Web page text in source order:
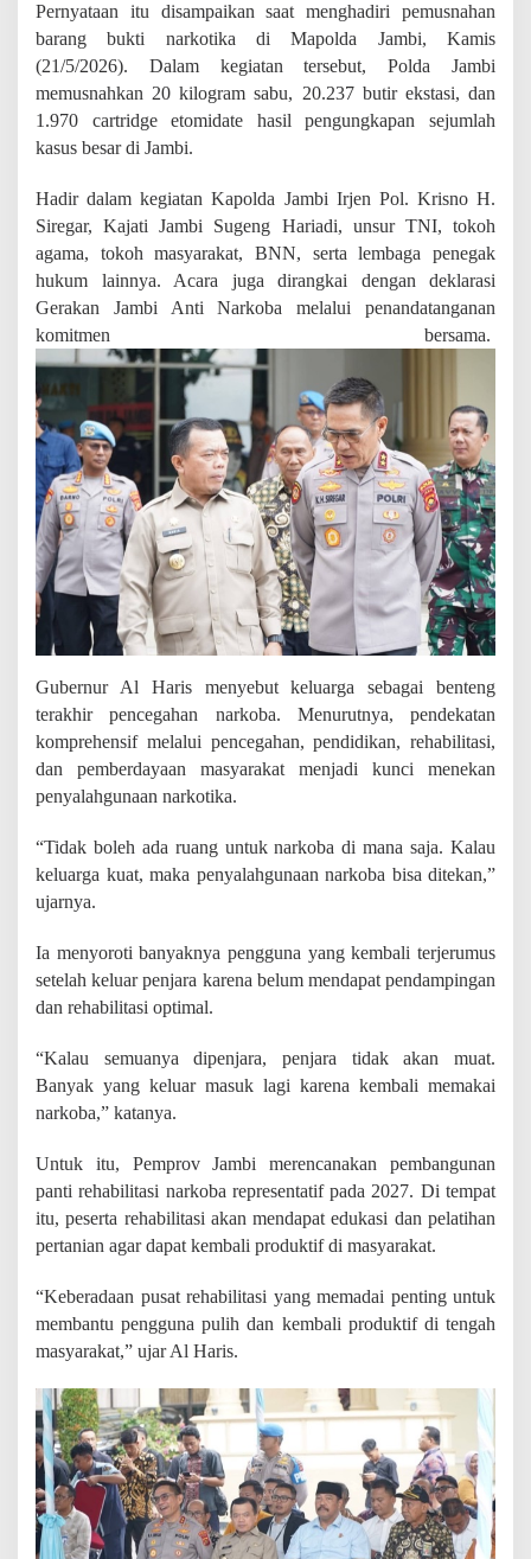
a
t
e
d
V
a
e
I
l
e
g
l
a
H
a
d
i
r
i
P
e
m
u
s
n
a
a
n
N
r
o
b
Pernyataan itu disampaikan saat menghadiri pemusnahan
barang bukti narkotika di Mapolda Jambi, Kamis
(21/5/2026). Dalam kegiatan tersebut, Polda Jambi
memusnahkan 20 kilogram sabu, 20.237 butir ekstasi, dan
1.970 cartridge etomidate hasil pengungkapan sejumlah
kasus besar di Jambi.
Hadir dalam kegiatan Kapolda Jambi Irjen Pol. Krisno H.
Siregar, Kajati Jambi Sugeng Hariadi, unsur TNI, tokoh
agama, tokoh masyarakat, BNN, serta lembaga penegak
hukum lainnya. Acara juga dirangkai dengan deklarasi
Gerakan Jambi Anti Narkoba melalui penandatanganan
komitmen bersama.
Gubernur Al Haris menyebut keluarga sebagai benteng
terakhir pencegahan narkoba. Menurutnya, pendekatan
komprehensif melalui pencegahan, pendidikan, rehabilitasi,
dan pemberdayaan masyarakat menjadi kunci menekan
penyalahgunaan narkotika.
“Tidak boleh ada ruang untuk narkoba di mana saja. Kalau
keluarga kuat, maka penyalahgunaan narkoba bisa ditekan,”
ujarnya.
Ia menyoroti banyaknya pengguna yang kembali terjerumus
setelah keluar penjara karena belum mendapat pendampingan
dan rehabilitasi optimal.
“Kalau semuanya dipenjara, penjara tidak akan muat.
Banyak yang keluar masuk lagi karena kembali memakai
narkoba,” katanya.
Untuk itu, Pemprov Jambi merencanakan pembangunan
panti rehabilitasi narkoba representatif pada 2027. Di tempat
itu, peserta rehabilitasi akan mendapat edukasi dan pelatihan
pertanian agar dapat kembali produktif di masyarakat.
“Keberadaan pusat rehabilitasi yang memadai penting untuk
membantu pengguna pulih dan kembali produktif di tengah
masyarakat,” ujar Al Haris.